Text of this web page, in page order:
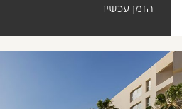
הזמן עכשיו